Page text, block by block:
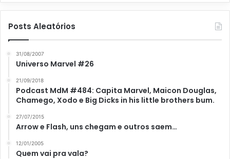
Posts Aleatórios
31/08/2007
Universo Marvel #26
21/09/2018
Podcast MdM #484: Capita Marvel, Maicon Douglas,
Chamego, Xodo e Big Dicks in his little brothers bum.
27/07/2015
Arrow e Flash, uns chegam e outros saem…
12/01/2005
Quem vai pra vala?